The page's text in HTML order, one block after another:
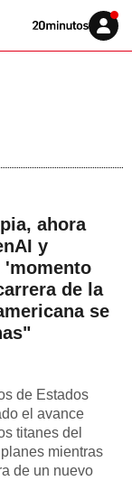
Volver
Iniciar
sesión
ahora
y
de la
se
de Estados
el avance
titanes del
mientras
de un nuevo